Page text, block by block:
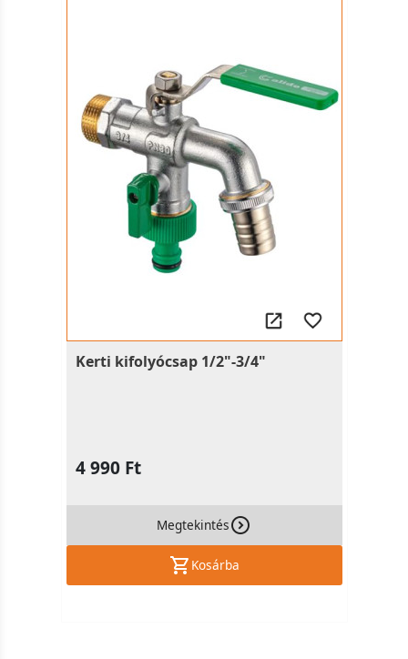
Kerti kifolyócsap 1/2"-3/4"
4 990 Ft
Megtekintés
Kosárba